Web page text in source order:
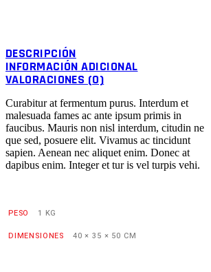
DESCRIPCIÓN
INFORMACIÓN ADICIONAL
VALORACIONES (0)
Curabitur at fermentum purus. Interdum et
malesuada fames ac ante ipsum primis in
faucibus. Mauris non nisl interdum, citudin ne
que sed, posuere elit. Vivamus ac tincidunt
sapien. Aenean nec aliquet enim. Donec at
dapibus enim. Integer et tur is vel turpis vehi.
PESO
1 KG
DIMENSIONES
40 × 35 × 50 CM